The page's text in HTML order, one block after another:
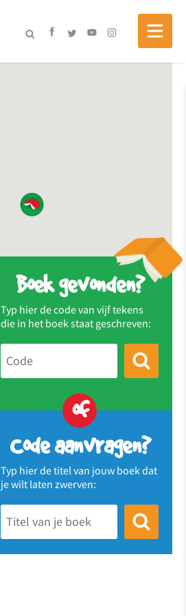
Boek gevonden?
Typ hier de code van vijf tekens
die in het boek staat geschreven:
of
Code aanvragen?
Typ hier de titel van jouw boek dat
je wilt laten zwerven: